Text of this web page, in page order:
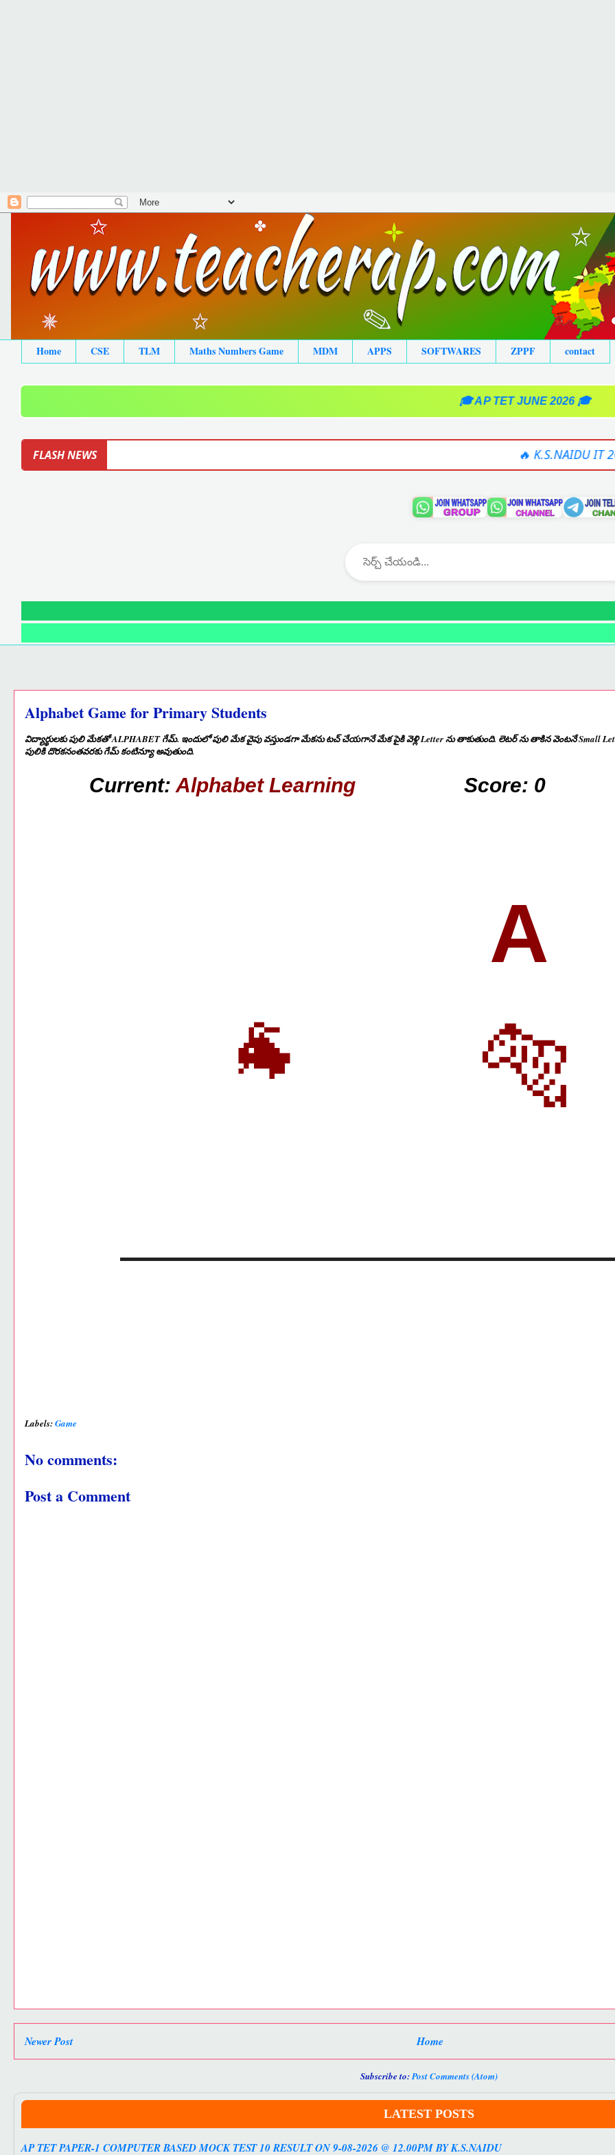
Home CSE TLM Maths Numbers Game MDM APPS SOFTWARES ZPPF contact
🎓 AP TET JUNE 2026 🎓
FLASH NEWS 🔥 K.S.NAIDU IT 2025-26
Alphabet Game for Primary Students
విద్యార్థులకు పులి మేకతో ALPHABET గేమ్. ఇందులో పులి మేక వైపు వస్తుండగా మేకను టచ్ చేయగానే మేక పైకి వెళ్లి Letter ను తాకుతుంది. లెటర్ ను తాకిన వెంటనే Small
పులికి దొరకనంతవరకు గేమ్ కంటిన్యూ అవుతుంది.
Current:Alphabet Learning Score: 0
Labels:Game
No comments:
Post a Comment
Newer Post Home
Subscribe to:Post Comments (Atom)
LATEST POSTS
AP TET PAPER-1 COMPUTER BASED MOCK TEST 10 RESULT ON 9-08-2026 @ 12.00PM BY K.S.NAIDU